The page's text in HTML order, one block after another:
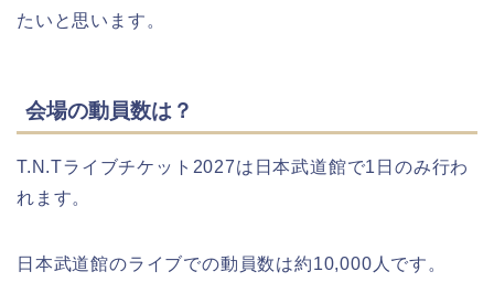
たいと思います。
会場の動員数は？
T.N.Tライブチケット2027は日本武道館で1日のみ行わ
れます。
日本武道館のライブでの動員数は約10,000人です。